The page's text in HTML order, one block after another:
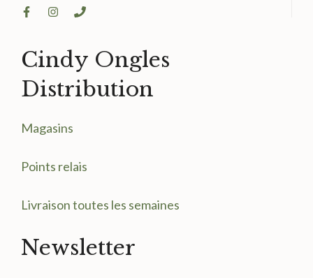
Cindy Ongles
Distribution
Magasins
Points relais
Livraison toutes les semaines
Newsletter